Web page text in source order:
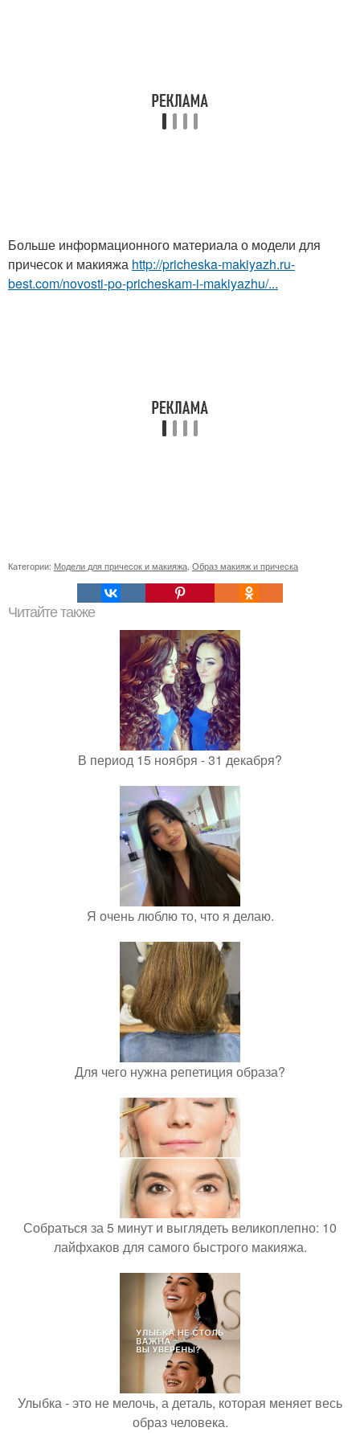
Больше информационного материала о модели для
причесок и макияжа http://pricheska-makiyazh.ru-
best.com/novosti-po-pricheskam-i-makiyazhu/...
Категории: Модели для причесок и макияжа Образ макияж и прическа
Читайте также
В период 15 ноября - 31 декабря?
Я очень люблю то, что я делаю.
Для чего нужна репетиция образа?
Собраться за 5 минут и выглядеть великоплепно: 10
лайфхаков для самого быстрого макияжа.
Улыбка - это не мелочь, а деталь, которая меняет весь
образ человека.